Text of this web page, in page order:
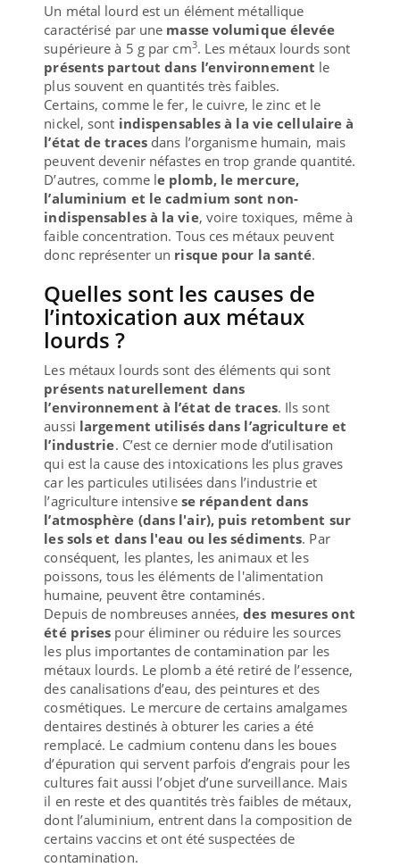
Un métal lourd est un élément métallique
caractérisé par une masse volumique élevée
supérieure à 5 g par cm3. Les métaux lourds sont
présents partout dans l’environnement le
plus souvent en quantités très faibles.
Certains, comme le fer, le cuivre, le zinc et le
nickel, sont indispensables à la vie cellulaire à
l’état de traces dans l’organisme humain, mais
peuvent devenir néfastes en trop grande quantité.
D’autres, comme le plomb, le mercure,
l’aluminium et le cadmium sont non-
indispensables à la vie, voire toxiques, même à
faible concentration. Tous ces métaux peuvent
donc représenter un risque pour la santé.
Quelles sont les causes de
l’intoxication aux métaux
lourds ?
Les métaux lourds sont des éléments qui sont
présents naturellement dans
l’environnement à l’état de traces. Ils sont
aussi largement utilisés dans l’agriculture et
l’industrie. C’est ce dernier mode d’utilisation
qui est la cause des intoxications les plus graves
car les particules utilisées dans l’industrie et
l’agriculture intensive se répandent dans
l’atmosphère (dans l'air), puis retombent sur
les sols et dans l'eau ou les sédiments. Par
conséquent, les plantes, les animaux et les
poissons, tous les éléments de l'alimentation
humaine, peuvent être contaminés.
Depuis de nombreuses années,des mesures ont
été prises pour éliminer ou réduire les sources
les plus importantes de contamination par les
métaux lourds. Le plomb a été retiré de l’essence,
des canalisations d’eau, des peintures et des
cosmétiques. Le mercure de certains amalgames
dentaires destinés à obturer les caries a été
remplacé. Le cadmium contenu dans les boues
d’épuration qui servent parfois d’engrais pour les
cultures fait aussi l’objet d’une surveillance. Mais
il en reste et des quantités très faibles de métaux,
dont l’aluminium, entrent dans la composition de
certains vaccins et ont été suspectées de
contamination.